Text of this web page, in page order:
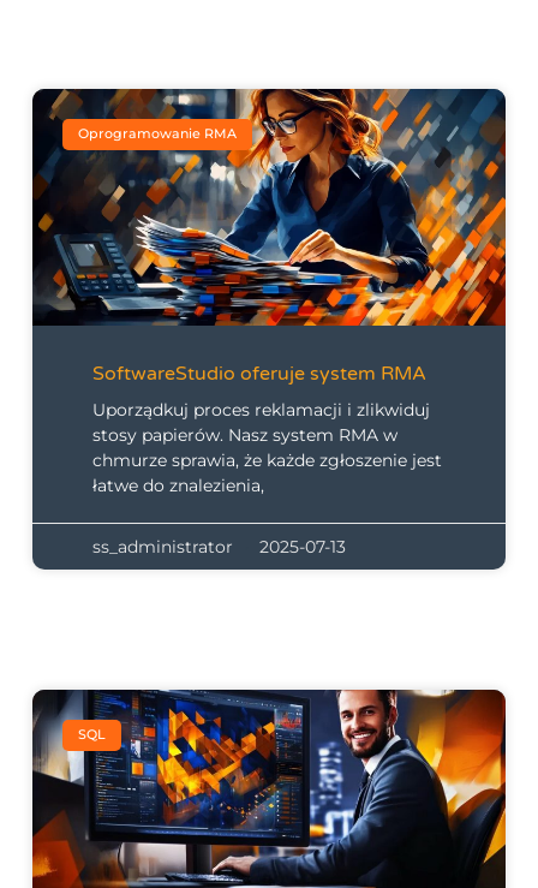
Oprogramowanie RMA
SoftwareStudio oferuje system RMA
Uporządkuj proces reklamacji i zlikwiduj
stosy papierów. Nasz system RMA w
chmurze sprawia, że każde zgłoszenie jest
łatwe do znalezienia,
ss_administrator 2025-07-13
SQL